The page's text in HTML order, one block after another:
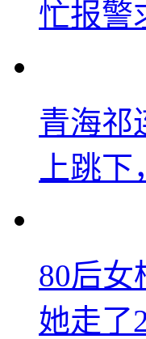
忙报警
青海祁
上跳
80后女
她走了